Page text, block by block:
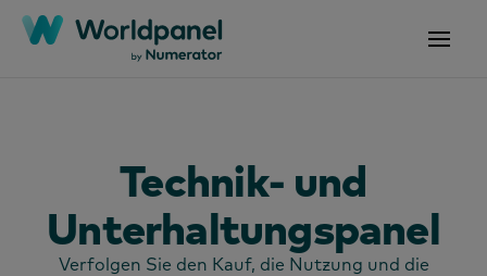
Technik- und
Unterhaltungspanel
Verfolgen Sie den Kauf, die Nutzung und die